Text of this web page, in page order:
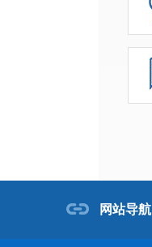
网站导航